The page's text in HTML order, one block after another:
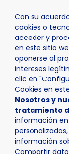
Con su
cookies o
acceder y
en este sitio
oponerse al
intereses
clic en
Cookies en
Nosotros y
tratamiento
información en
información
Compartir
Inicio